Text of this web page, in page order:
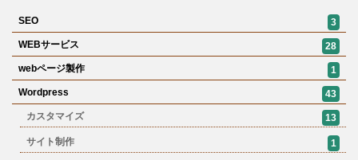
SEO
3
WEBサービス
28
webページ製作
1
Wordpress
43
カスタマイズ
13
サイト制作 1